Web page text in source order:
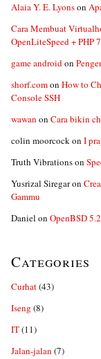
Alaia Y. E. Lyonson
Cara Membuat
OpenLiteSpeed + PHP
game androidon
shorf.comon How to
Console SSH
wawan on Cara bikin
colin moorcockon I
Truth Vibrationson
Yusrizal Siregaron
Gammu
Daniel on OpenBSD
Categories
Curhat(43)
Iseng (8)
IT(11)
Jalan-jalan (7)